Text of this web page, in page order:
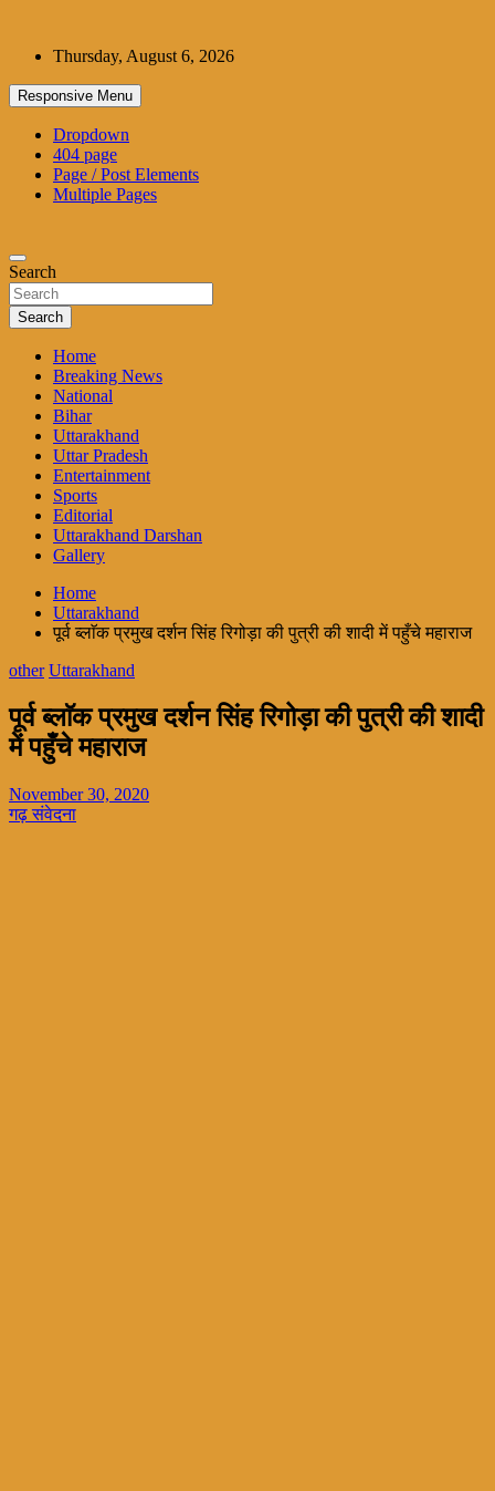
contentThursday, August 6, 2026
Responsive Menu
Dropdown
404 page
Page / Post Elements
Multiple Pages
Search
Search
Home
Breaking News
National
Bihar
Uttarakhand
Uttar Pradesh
Entertainment
Sports
Editorial
Uttarakhand Darshan
Gallery
Home
Uttarakhand
पूर्व ब्लाॅक प्रमुख दर्शन सिंह रिगोड़ा की पुत्री की शादी में पहुँचे महाराज
other Uttarakhand
पूर्व ब्लाॅक प्रमुख दर्शन सिंह रिगोड़ा की पुत्री की शादी
में पहुँचे महाराज
November 30, 2020
गढ़ संवेदना